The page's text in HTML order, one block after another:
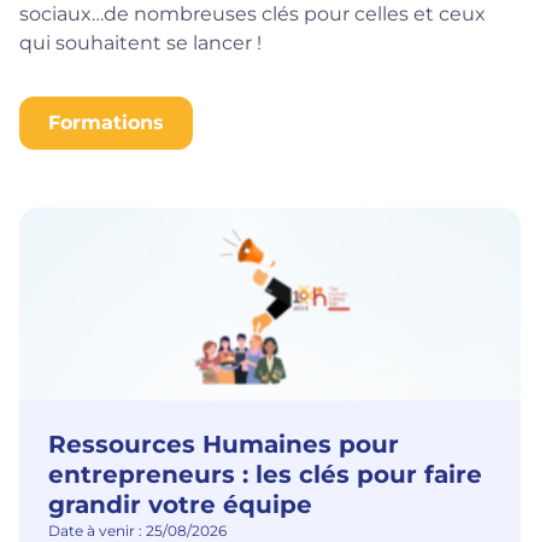
sociaux…de nombreuses clés pour celles et ceux
qui souhaitent se lancer !
Formations
Ressources Humaines pour
entrepreneurs : les clés pour faire
grandir votre équipe
Date à venir : 25/08/2026